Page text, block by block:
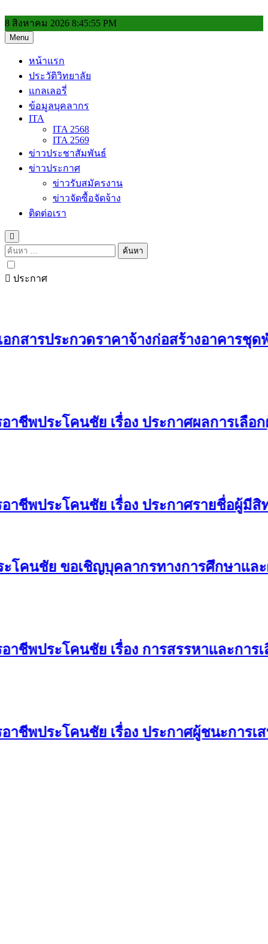
to
content
8 สิงหาคม 2026 8:45:56 PM
Menu
หน้าแรก
ประวัติวิทยาลัย
แกลเลอรี่
ข้อมูลบุคลากร
ITA
ITA 2568
ITA 2569
ข่าวประชาสัมพันธ์
ข่าวประกาศ
ข่าวรับสมัครงาน
ข่าวจัดซื้อจัดจ้าง
ติดต่อเรา
ค้นหา
สำหรับ:
ประกาศ
ารประกวดราคาจ้างก่อสร้างอาคารชุดพั
ประโคนชัย เรื่อง ประกาศผลการเลือกผู้
ประโคนชัย เรื่อง ประกาศรายชื่อผู้มีสิทธิ
ชัย ขอเชิญบุคลากรทางการศึกษาและผู้ที่
ประโคนชัย เรื่อง การสรรหาและการเลื
ประโคนชัย เรื่อง ประกาศผู้ชนะการเสนอ